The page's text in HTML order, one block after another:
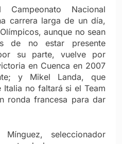
Nacional
carrera larga de un día,
aunque no sean
de no estar presente
su parte, vuelve por
en Cuenca en 2007
y Mikel Landa, que
no faltará si el Team
ronda francesa para dar
seleccionador